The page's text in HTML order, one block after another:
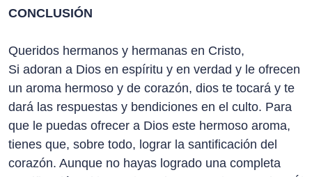
CONCLUSIÓN
Queridos hermanos y hermanas en Cristo,
Si adoran a Dios en espíritu y en verdad y le ofrecen
un aroma hermoso y de corazón, dios te tocará y te
dará las respuestas y bendiciones en el culto. Para
que le puedas ofrecer a Dios este hermoso aroma,
tienes que, sobre todo, lograr la santificación del
corazón. Aunque no hayas logrado una completa